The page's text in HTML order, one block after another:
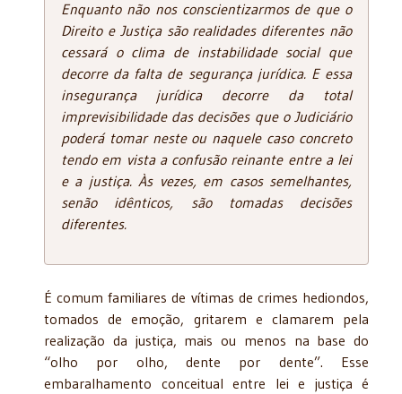
Enquanto não nos conscientizarmos de que o
Direito e Justiça são realidades diferentes não
cessará o clima de instabilidade social que
decorre da falta de segurança jurídica. E essa
insegurança jurídica decorre da total
imprevisibilidade das decisões que o Judiciário
poderá tomar neste ou naquele caso concreto
tendo em vista a confusão reinante entre a lei
e a justiça. Às vezes, em casos semelhantes,
senão idênticos, são tomadas decisões
diferentes.
É comum familiares de vítimas de crimes hediondos,
tomados de emoção, gritarem e clamarem pela
realização da justiça, mais ou menos na base do
“olho por olho, dente por dente”. Esse
embaralhamento conceitual entre lei e justiça é